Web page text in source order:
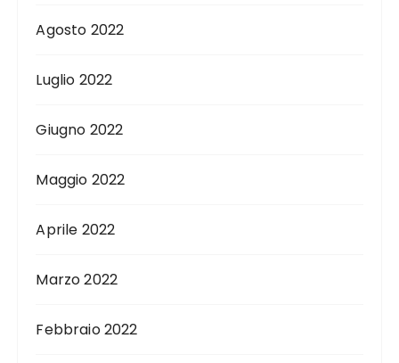
Agosto 2022
Luglio 2022
Giugno 2022
Maggio 2022
Aprile 2022
Marzo 2022
Febbraio 2022